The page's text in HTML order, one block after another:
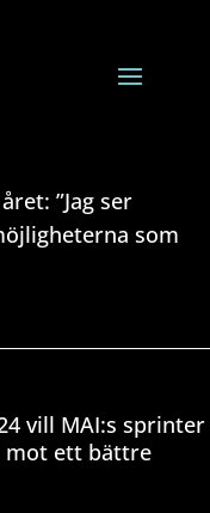
”Jag ser
som
vill MAI:s sprinter
mot ett bättre